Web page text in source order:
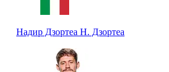
Надир Дзортеа Н. Дзортеа